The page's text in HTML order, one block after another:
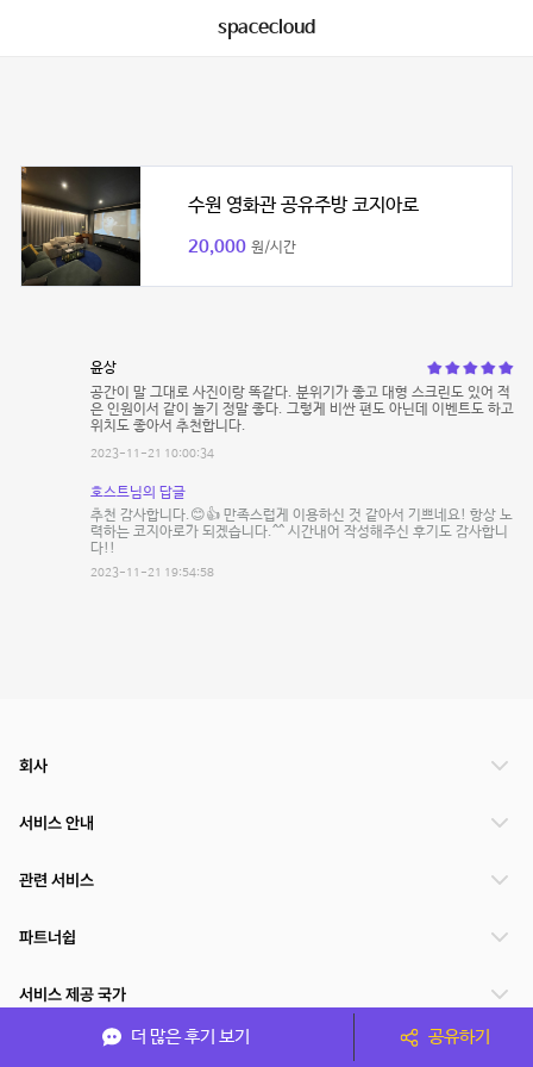
spacecloud
수원 영화관 공유주방 코지아로
20,000 원/시간
윤상
공간이 말 그대로 사진이랑 똑같다. 분위기가 좋고 대형 스크린도 있어 적
은 인원이서 같이 놀기 정말 좋다. 그렇게 비싼 편도 아닌데 이벤트도 하고
위치도 좋아서 추천합니다.
2023-11-21 10:00:34
호스트님의 답글
추천 감사합니다.😊👍 만족스럽게 이용하신 것 같아서 기쁘네요! 항상 노
력하는 코지아로가 되겠습니다.^^ 시간내어 작성해주신 후기도 감사합니
다!!
2023-11-21 19:54:58
더 많은 후기 보기 공유하기
회사
서비스 안내
관련 서비스
파트너쉽
서비스 제공 국가